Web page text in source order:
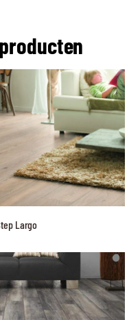
Largo